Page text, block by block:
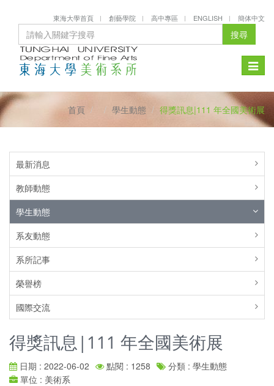
東海大學首頁 創藝學院 高中專區 ENGLISH 簡体中文
搜尋
Toggle
首頁 學生動態 得獎訊息|111 年全國美術展
最新消息
教師動態
學生動態
系友動態
系所記事
榮譽榜
國際交流
得獎訊息|111 年全國美術展
日期 : 2022-06-02 點閱 : 1258
分類 : 學生動態
單位 : 美術系